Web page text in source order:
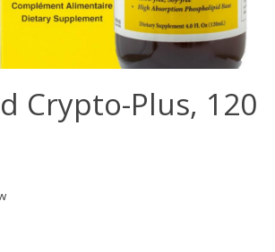
Crypto-Plus, 120